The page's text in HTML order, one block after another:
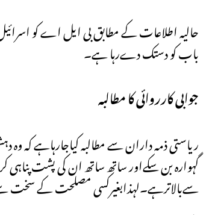
حالیہ اطلاعات کے مطابق بی ایل اے کو
باب کو دستک دےرہا ہے۔
جوابی کارروائی کا مطالبہ
ریاستی ذمہ داران سے مطالبہ کیاجارہاہے کہ
گہوارہ بن سکےاور ساتھ ساتھ ان کی پشت
سےبالاترہے۔لہذابغیرکسی مصلحت کے سخت